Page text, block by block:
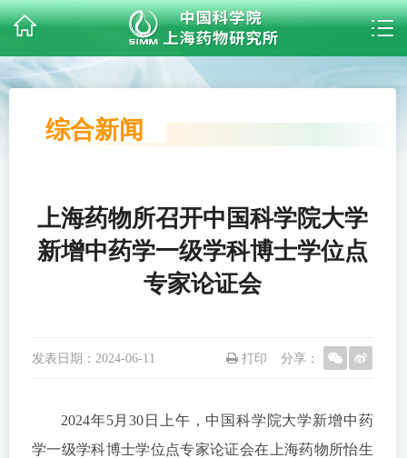
综合新闻
上海药物所召开中国科学院大学
新增中药学一级学科博士学位点
专家论证会
发表日期： 2024-06-11 分享：
打印
2024年5月30日上午，中国科学院大学新增中药
学一级学科博士学位点专家论证会在上海药物所怡生